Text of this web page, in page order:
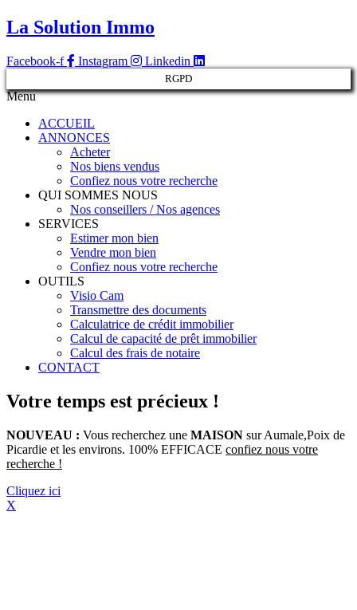
La Solution Immo
Facebook-f Instagram Linkedin
RGPD
Menu
ACCUEIL
ANNONCES
Acheter
Nos biens vendus
Confiez nous votre recherche
QUI SOMMES NOUS
Nos conseillers / Nos agences
SERVICES
Estimer mon bien
Vendre mon bien
Confiez nous votre recherche
OUTILS
Visio Cam
Transmettre des documents
Calculatrice de crédit immobilier
Calcul de capacité de prêt immobilier
Calcul des frais de notaire
CONTACT
Votre temps est précieux !
NOUVEAU : Vous recherchez une MAISON sur Aumale,Poix de
Picardie et les environs. 100% EFFICACE confiez nous votre
recherche !
Cliquez ici
X